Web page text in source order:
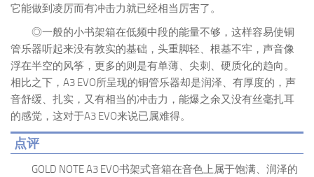
它能做到凌厉而有冲击力就已经相当厉害了。
◎一般的小书架箱在低频中段的能量不够，这样容易使铜
管乐器听起来没有敦实的基础，头重脚轻、根基不牢，声音像
浮在半空的风筝，更多的则是有单薄、尖刺、硬质化的趋向。
相比之下，A3 EVO所呈现的铜管乐器却是润泽、有厚度的，声
音舒缓、扎实，又有相当的冲击力，能爆之余又没有丝毫扎耳
的感觉，这对于A3 EVO来说已属难得。
点评
GOLD NOTE A3 EVO书架式音箱在音色上属于饱满、润泽的